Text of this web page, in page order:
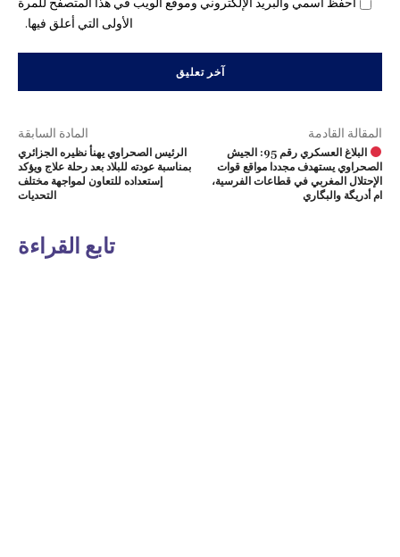
احفظ اسمي والبريد الإلكتروني وموقع الويب في هذا المتصفح للمرة
الأولى التي أعلق فيها.
المادة السابقة
الرئيس الصحراوي يهنأ نظيره الجزائري
بمناسبة عودته للبلاد بعد رحلة علاج ويؤكد
إستعداده للتعاون لمواجهة مختلف
التحديات
المقالة القادمة
البلاغ العسكري رقم 95: الجيش
الصحراوي يستهدف مجددا مواقع قوات
الإحتلال المغربي في قطاعات الفرسية،
ام أدريگة والبگاري
تابع القراءة